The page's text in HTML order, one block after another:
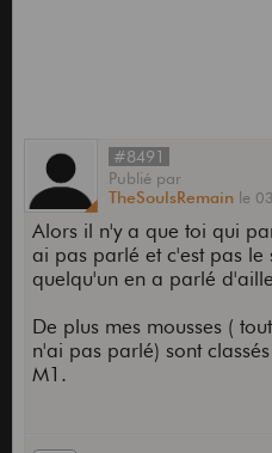
#8491
Publié par
TheSoulsRemain le
Alors il n'y a que toi qui
ai pas parlé et c'est pas le
quelqu'un en a parlé
De plus mes mousses (
n'ai pas parlé) sont
M1.